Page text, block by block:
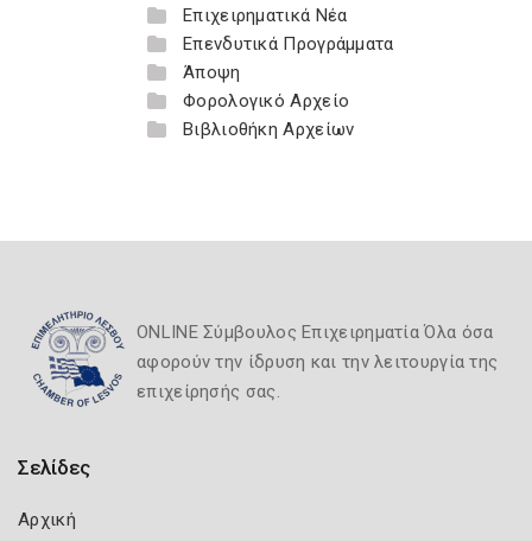
Επιχειρηματικά Νέα
Επενδυτικά Προγράμματα
Άποψη
Φορολογικό Αρχείο
Βιβλιοθήκη Αρχείων
ONLINE Σύμβουλος Επιχειρηματία Όλα όσα
αφορούν την ίδρυση και την λειτουργία της
επιχείρησής σας.
Σελίδες
Αρχική